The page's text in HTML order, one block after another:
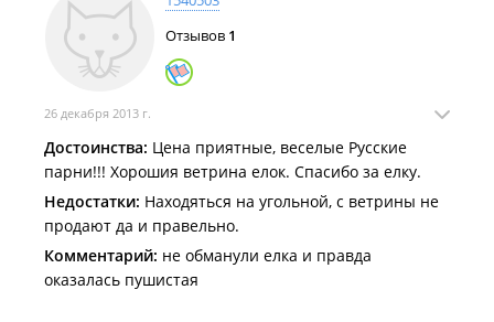
Отзывов 1
26 декабря 2013 г.
Достоинства: Цена приятные, веселые Русские
парни!!! Хорошия ветрина елок. Спасибо за елку.
Недостатки: Находяться на угольной, с ветрины не
продают да и правельно.
Комментарий: не обманули елка и правда
оказалась пушистая